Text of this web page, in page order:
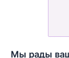
Мы рады